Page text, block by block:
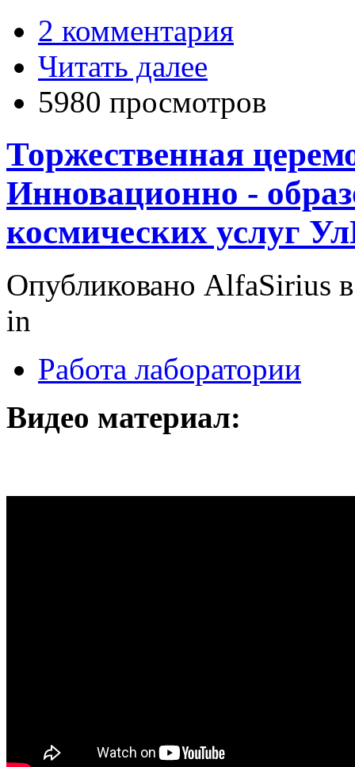
2 комментария
Читать далее
5980 просмотров
Торжественная
Инновационно -
космических услуг
Опубликовано AlfaSirius
in
Работа лаборатории
Видео материал: